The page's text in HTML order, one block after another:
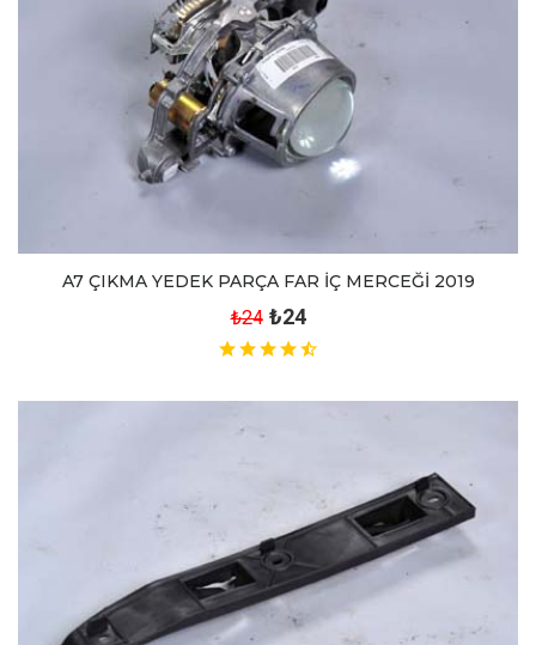
A7 ÇIKMA YEDEK PARÇA FAR İÇ MERCEĞİ 2019
₺24 ₺24